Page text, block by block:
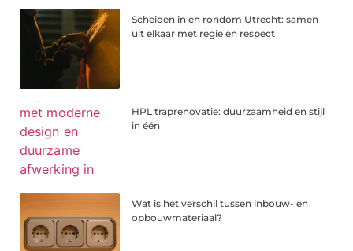
Scheiden in en rondom Utrecht: samen
uit elkaar met regie en respect
HPL traprenovatie: duurzaamheid en stijl
in één
Wat is het verschil tussen inbouw- en
opbouwmateriaal?